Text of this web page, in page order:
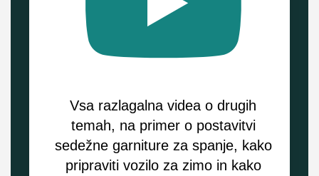
Vsa razlagalna videa o drugih
temah, na primer o postavitvi
sedežne garniture za spanje, kako
pripraviti vozilo za zimo in kako